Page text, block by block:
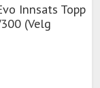
Innsats Topp
(Velg